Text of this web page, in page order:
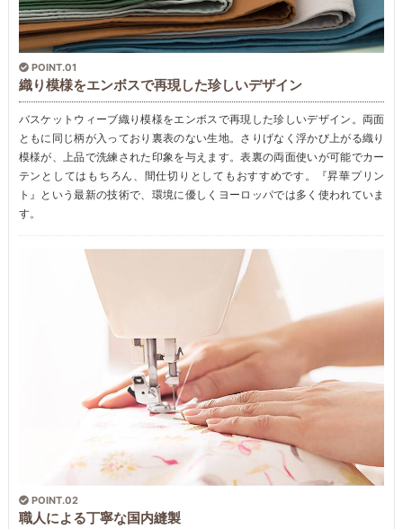
POINT.01
織り模様をエンボスで再現した珍しいデザイン
バスケットウィーブ織り模様をエンボスで再現した珍しいデザイン。両面
ともに同じ柄が入っており裏表のない生地。さりげなく浮かび上がる織り
模様が、上品で洗練された印象を与えます。表裏の両面使いが可能でカー
テンとしてはもちろん、間仕切りとしてもおすすめです。『昇華プリン
ト』という最新の技術で、環境に優しくヨーロッパでは多く使われていま
す。
POINT.02
職人による丁寧な国内縫製